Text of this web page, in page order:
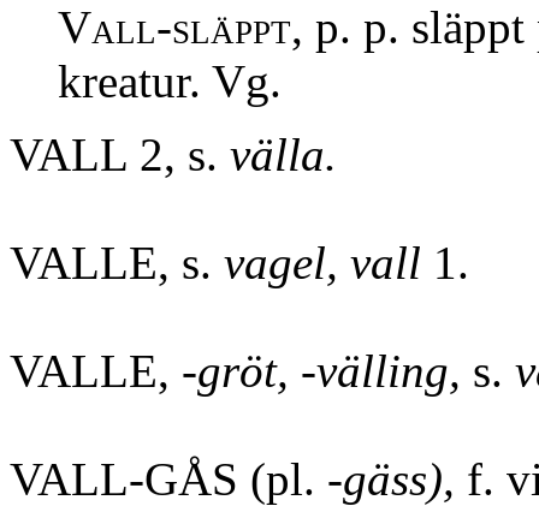
Vall-släppt, p. p. släppt
kreatur. Vg.
VALL 2, s. välla.
VALLE, s. vagel, vall 1.
VALLE, -gröt, -välling, s.
VALL-GÅS (pl. -gäss), f.